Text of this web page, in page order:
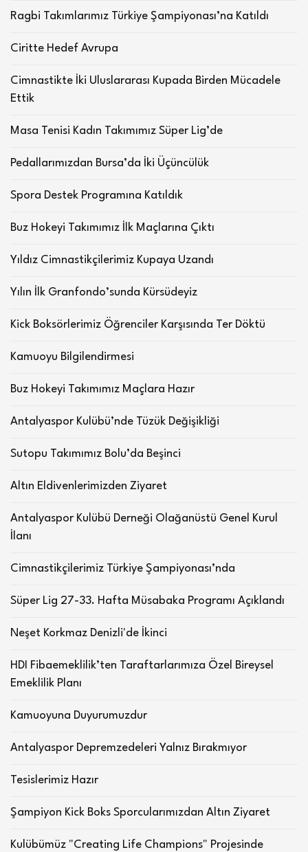
Ragbi Takımlarımız Türkiye Şampiyonası’na Katıldı
Ciritte Hedef Avrupa
Cimnastikte İki Uluslararası Kupada Birden Mücadele
Ettik
Masa Tenisi Kadın Takımımız Süper Lig’de
Pedallarımızdan Bursa’da İki Üçüncülük
Spora Destek Programına Katıldık
Buz Hokeyi Takımımız İlk Maçlarına Çıktı
Yıldız Cimnastikçilerimiz Kupaya Uzandı
Yılın İlk Granfondo’sunda Kürsüdeyiz
Kick Boksörlerimiz Öğrenciler Karşısında Ter Döktü
Kamuoyu Bilgilendirmesi
Buz Hokeyi Takımımız Maçlara Hazır
Antalyaspor Kulübü’nde Tüzük Değişikliği
Sutopu Takımımız Bolu’da Beşinci
Altın Eldivenlerimizden Ziyaret
Antalyaspor Kulübü Derneği Olağanüstü Genel Kurul
İlanı
Cimnastikçilerimiz Türkiye Şampiyonası’nda
Süper Lig 27-33. Hafta Müsabaka Programı Açıklandı
Neşet Korkmaz Denizli'de İkinci
HDI Fibaemeklilik’ten Taraftarlarımıza Özel Bireysel
Emeklilik Planı
Kamuoyuna Duyurumuzdur
Antalyaspor Depremzedeleri Yalnız Bırakmıyor
Tesislerimiz Hazır
Şampiyon Kick Boks Sporcularımızdan Altın Ziyaret
Kulübümüz "Creating Life Champions" Projesinde